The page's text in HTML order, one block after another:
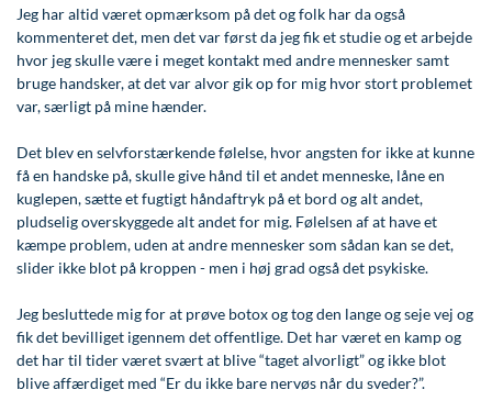
Ar og strækmærker
Uønsket hårvækst
Hårtab
Aldersprægede håndrygge
Kropsforyngelse og opstramning
Intim konturering/foryngelse
Mandlig genitalområde - forskønnelse
Kosmetisk Plastikkirurgi
Kæbekirurgi
Skræddersyede dropbehandlinger
Modelopskrivning
Plasmaprodukter i æstetisk, kosmetisk og anti-
aging medicin
Prisliste
Skriv dig op
Udskrivelse
Kontakt os & Find vej
Kvalitet og patienttilfredshed
Nyttige links
Parkering og opladning på AROS Privathospital
Persondatapolitik på AROS
Rygepolitik
Samarbejde mellem specialer
Sengestuer
Standardbetingelser for privatbetalte
operationer
Vores mål
Jeg har altid været opmærksom på det og folk har da også
kommenteret det, men det var først da jeg fik et studie og et arbejde
hvor jeg skulle være i meget kontakt med andre mennesker samt
bruge handsker, at det var alvor gik op for mig hvor stort problemet
var, særligt på mine hænder.
Det blev en selvforstærkende følelse, hvor angsten for ikke at kunne
få en handske på, skulle give hånd til et andet menneske, låne en
kuglepen, sætte et fugtigt håndaftryk på et bord og alt andet,
pludselig overskyggede alt andet for mig. Følelsen af at have et
kæmpe problem, uden at andre mennesker som sådan kan se det,
slider ikke blot på kroppen - men i høj grad også det psykiske.
Jeg besluttede mig for at prøve botox og tog den lange og seje vej og
fik det bevilliget igennem det offentlige. Det har været en kamp og
det har til tider været svært at blive “taget alvorligt” og ikke blot
blive affærdiget med “Er du ikke bare nervøs når du sveder?”.